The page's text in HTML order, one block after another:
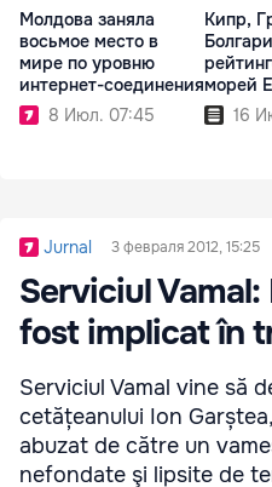
Молдова заняла
восьмое место в
мире по уровню
интернет-соединения
8 Июл. 07:45
Кипр,
морей
16
Jurnal 3 февраля 2012, 15:25
Serviciul
fost implicat în
Serviciul Vamal vine să
cetățeanului Ion
abuzat de către un
nefondate şi lipsite de